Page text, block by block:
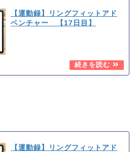
【運動録】リングフィットアド
ベンチャー 【17日目】
【運動録】リングフィットアド